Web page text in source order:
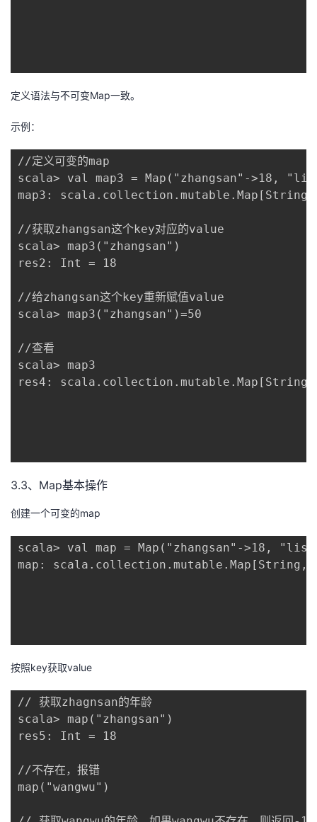
定义语法与不可变Map一致。
示例：
//定义可变的map
scala> val map3 = Map("zhangsan"->18,
map3:
//获取zhangsan这个key对应的value
scala> map3("zhangsan")
res2: Int = 18
//给zhangsan这个key重新赋值value
scala> map3("zhangsan")=50
//查看
scala> map3
res4:
3.3、Map基本操作
创建一个可变的map
scala> val map = Map("zhangsan"->18,
map:
按照key获取value
// 获取zhagnsan的年龄
scala> map("zhangsan")
res5: Int = 18
//不存在，报错
map("wangwu")